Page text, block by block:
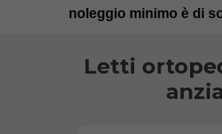
noleggio minimo è di
Letti